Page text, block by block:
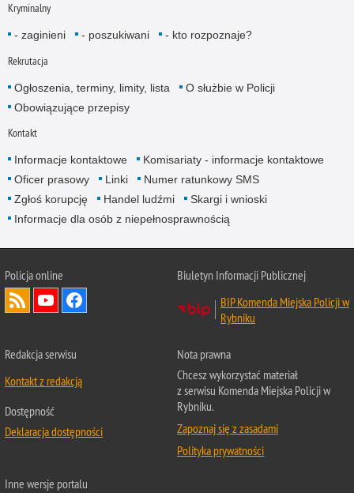
Kryminalny
- zaginieni - poszukiwani - kto rozpoznaje?
Rekrutacja
Ogłoszenia, terminy, limity, lista
O służbie w Policji
Obowiązujące przepisy
Kontakt
Informacje kontaktowe
Komisariaty - informacje kontaktowe
Oficer prasowy
Linki
Numer ratunkowy SMS
Zgłoś korupcję
Handel ludźmi
Skargi i wnioski
Informacje dla osób z niepełnosprawnością
Policja online
Biuletyn Informacji Publicznej
BIP Komenda Miejska Policji w
Rybniku
Redakcja serwisu
Kontakt z redakcją
Dostępność
Deklaracja dostępności
Nota prawna
Chcesz wykorzystać materiał
z serwisu Komenda Miejska Policji w
Rybniku.
Zapoznaj się z zasadami
Polityka prywatności
Inne wersje portalu